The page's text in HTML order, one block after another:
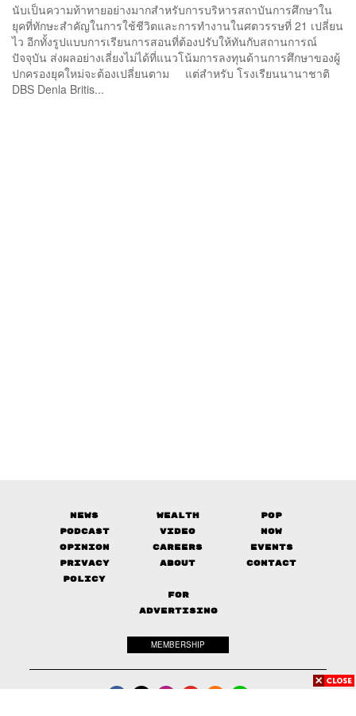
นับเป็นความท้าทายอย่างมากสำหรับการบริหารสถาบันการศึกษาใน
ยุคที่ทักษะสำคัญในการใช้ชีวิตและการทำงานในศตวรรษที่ 21 เปลี่ยน
ไว อีกทั้งรูปแบบการเรียนการสอนที่ต้องปรับให้ทันกับสถานการณ์
ปัจจุบัน ส่งผลอย่างเลี่ยงไม่ได้ที่แนวโน้มการลงทุนด้านการศึกษาของผู้
ปกครองยุคใหม่จะต้องเปลี่ยนตาม แต่สำหรับ โรงเรียนนานาชาติ
DBS Denla Britis...
News Wealth
Pop
Podcast
Video
Now
Opinion
Careers
Events
Privacy
Policy
About Contact
FOR
ADVERTISING
MEMBERSHIP